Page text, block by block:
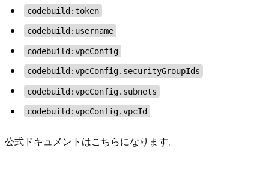
codebuild:token
codebuild:username
codebuild:vpcConfig
codebuild:vpcConfig.securityGroupIds
codebuild:vpcConfig.subnets
codebuild:vpcConfig.vpcId
公式ドキュメントはこちらになります。